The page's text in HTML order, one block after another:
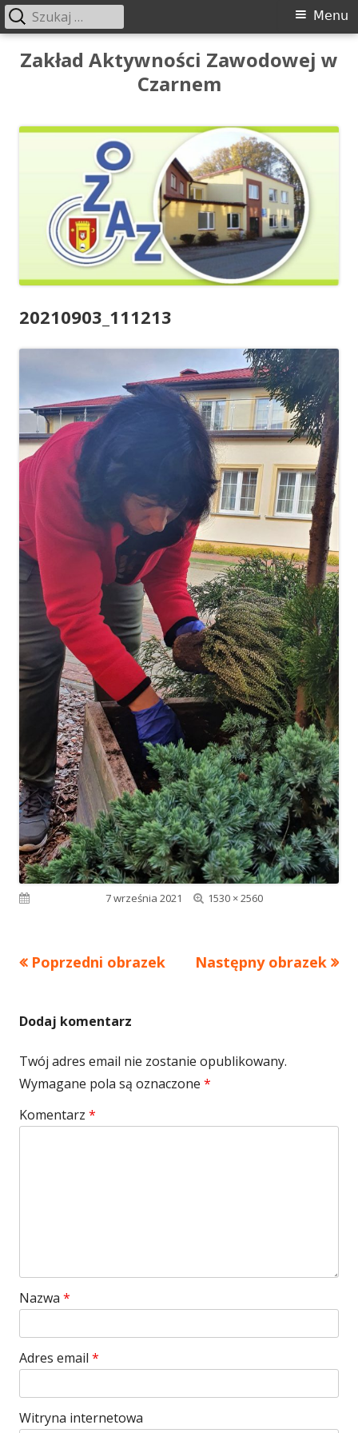
Przeskocz
Zakład Aktywności Zawodowej w
Czarnem
Menu
główne
Menu
Szukaj:
20210903_111213
Opublikowano7 września 2021
Pełny
1530 × 2560
Poprzedni obrazek Następny obrazek
Dodaj komentarz
Twój adres email nie zostanie opublikowany.
Wymagane pola są oznaczone *
Komentarz *
Nazwa *
Adres email *
Witryna internetowa